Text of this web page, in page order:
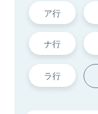
ア行
ナ行
ラ行